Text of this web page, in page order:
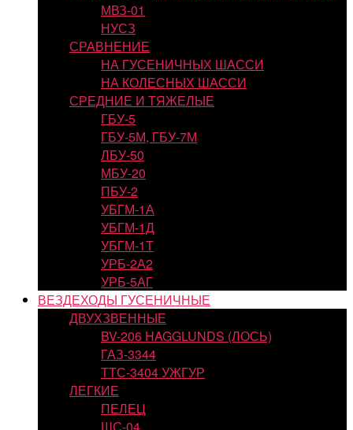
МВЗ-01
НУСЗ
СРАВНЕНИЕ
НА ГУСЕНИЧНЫХ ШАССИ
НА КОЛЕСНЫХ ШАССИ
СРЕДНИЕ И ТЯЖЕЛЫЕ
ГБУ-5
ГБУ-5М, ГБУ-7М
ЛБУ-50
МБУ-20
ПБУ-2
УБГМ-1А
УБГМ-1Д
УБГМ-1Т
УРБ-2А2
УРБ-5АГ
ВЕЗДЕХОДЫ ГУСЕНИЧНЫЕ
ДВУХЗВЕННЫЕ
BV-206 HAGGLUNDS (ЛОСЬ)
ГАЗ-3344
ТТС-3404 УЖГУР
ЛЕГКИЕ
ПЕЛЕЦ